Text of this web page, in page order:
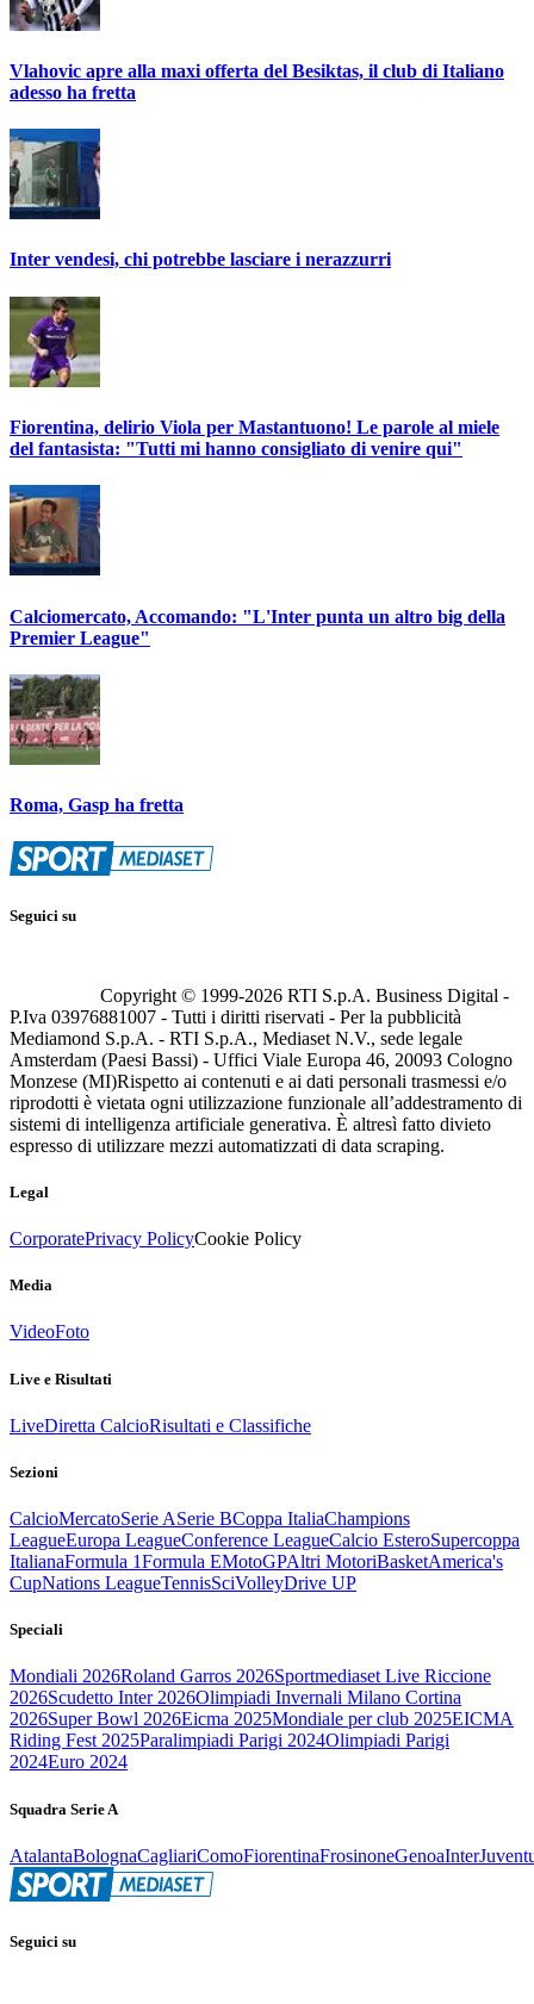
Vlahovic apre alla maxi offerta del Besiktas, il club di Italiano
adesso ha fretta
Inter vendesi, chi potrebbe lasciare i nerazzurri
Fiorentina, delirio Viola per Mastantuono! Le parole al miele
del fantasista: "Tutti mi hanno consigliato di venire qui"
Calciomercato, Accomando: "L'Inter punta un altro big della
Premier League"
Roma, Gasp ha fretta
Seguici su
Copyright © 1999-2026 RTI S.p.A. Business Digital -
P.Iva 03976881007 - Tutti i diritti riservati - Per la pubblicità
Mediamond S.p.A. - RTI S.p.A., Mediaset N.V., sede legale
Amsterdam (Paesi Bassi) - Uffici Viale Europa 46, 20093 Cologno
Monzese (MI)Rispetto ai contenuti e ai dati personali trasmessi e/o
riprodotti è vietata ogni utilizzazione funzionale all’addestramento di
sistemi di intelligenza artificiale generativa. È altresì fatto divieto
espresso di utilizzare mezzi automatizzati di data scraping.
Legal
CorporatePrivacy PolicyCookie Policy
Media
VideoFoto
Live e Risultati
LiveDiretta CalcioRisultati e Classifiche
Sezioni
CalcioMercatoSerie ASerie BCoppa ItaliaChampions
LeagueEuropa LeagueConference LeagueCalcio EsteroSupercoppa
ItalianaFormula 1Formula EMotoGPAltri MotoriBasketAmerica's
CupNations LeagueTennisSciVolleyDrive UP
Speciali
Mondiali 2026Roland Garros 2026Sportmediaset Live Riccione
2026Scudetto Inter 2026Olimpiadi Invernali Milano Cortina
2026Super Bowl 2026Eicma 2025Mondiale per club 2025EICMA
Riding Fest 2025Paralimpiadi Parigi 2024Olimpiadi Parigi
2024Euro 2024
Squadra Serie A
AtalantaBolognaCagliariComoFiorentinaFrosinoneGenoaInter
Seguici su